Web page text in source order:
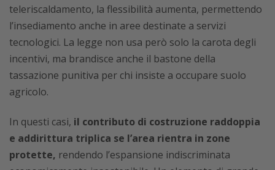
teleriscaldamento, la flessibilità aumenta, permettendo
l’insediamento anche in aree destinate a servizi
tecnologici. La legge non usa però solo la carota degli
incentivi, ma brandisce anche il bastone della
tassazione punitiva per chi insiste a occupare suolo
agricolo.
In questi casi, il contributo di costruzione raddoppia
e addirittura triplica se l’area rientra in zone
protette, rendendo l’espansione indiscriminata